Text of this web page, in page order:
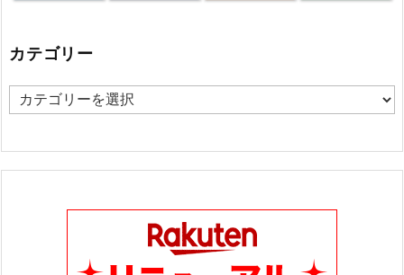
カテゴリー
カ
ゴ